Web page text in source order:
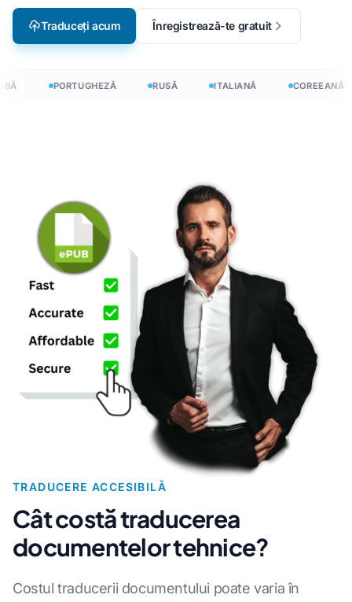
Traduceți acum Înregistrează-te gratuit
PORTUGHEZĂ RUSĂ ITALIANĂ COREEANĂ
TRADUCERE ACCESIBILĂ
Cât costă traducerea
documentelor tehnice?
Costul traducerii documentului poate varia în